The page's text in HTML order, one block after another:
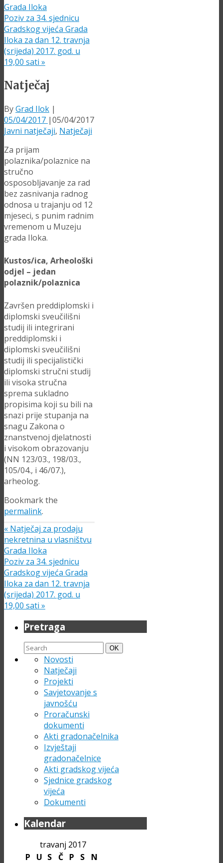
Grada Iloka
Poziv za 34. sjednicu
Gradskog vijeća Grada
Iloka za dan 12. travnja
(srijeda) 2017. god. u
19,00 sati »
Natječaj
ByGrad Ilok |
05/04/2017 |05/04/2017
Javni natječaji, Natječaji
Za prijam
polaznika/polaznice na
stručno
osposobljavanje za rad
bez zasnivanja radnog
odnosa u trajanju od 12
mjeseci, s punim radnim
vremenom u Muzeju
grada Iloka.
Kustos/ica, Arheološki
odjel – jedan
polaznik/polaznica
Završen preddiplomski i
diplomski sveučilišni
studij ili integrirani
preddiplomski i
diplomski sveučilišni
studij ili specijalistički
diplomski stručni studij
ili visoka stručna
sprema sukladno
propisima koji su bili na
snazi prije stupanja na
snagu Zakona o
znanstvenoj djelatnosti
i visokom obrazovanju
(NN 123/03., 198/03.,
105/04., i 46/07.),
arheolog.
Bookmark the
permalink.
« Natječaj za prodaju
nekretnina u vlasništvu
Grada Iloka
Poziv za 34. sjednicu
Gradskog vijeća Grada
Iloka za dan 12. travnja
(srijeda) 2017. god. u
19,00 sati »
Pretraga
Search
for:
Search
OK
Novosti
Natječaji
Projekti
Savjetovanje s
javnošću
Proračunski
dokumenti
Akti gradonačelnika
Izvještaji
gradonačelnice
Akti gradskog vijeća
Sjednice gradskog
vijeća
Dokumenti
Kalendar
travanj 2017
P
U S Č P S
N